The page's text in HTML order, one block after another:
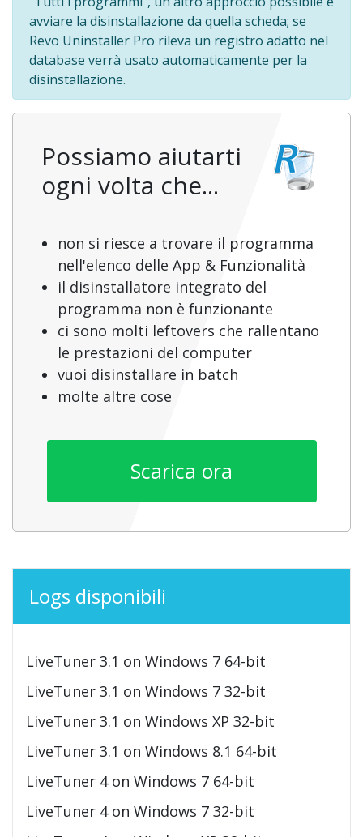
avviare la disinstallazione da quella scheda; se
Revo Uninstaller Pro rileva un registro adatto nel
database verrà usato automaticamente per la
disinstallazione.
Possiamo aiutarti
ogni volta che...
non si riesce a trovare il programma
nell'elenco delle App & Funzionalità
il disinstallatore integrato del
programma non è funzionante
ci sono molti leftovers che rallentano
le prestazioni del computer
vuoi disinstallare in batch
molte altre cose
Scarica ora
Logs disponibili
LiveTuner 3.1 on Windows 7 64-bit
LiveTuner 3.1 on Windows 7 32-bit
LiveTuner 3.1 on Windows XP 32-bit
LiveTuner 3.1 on Windows 8.1 64-bit
LiveTuner 4 on Windows 7 64-bit
LiveTuner 4 on Windows 7 32-bit